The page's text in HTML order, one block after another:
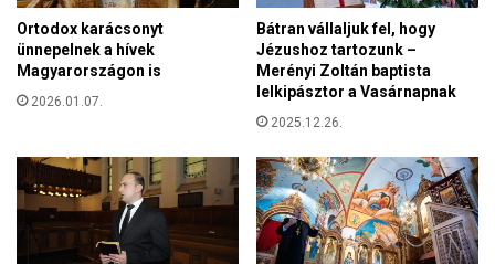
g
a
d
d
Ő
!
e
t
n
e
e
a
Ortodox karácsonyt
ünnepelnek a hívek
Magyarországon is
2026.01.07.
Bátran vállaljuk fel, hogy
Jézushoz tartozunk –
Merényi Zoltán baptista
lelkipásztor a Vasárnapnak
2025.12.26.